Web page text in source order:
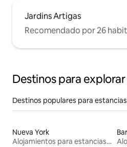
Jardins Artigas
Recomendado por 26
Destinos para explorar
Destinos populares para
Nueva York
Alojamientos para estancias largas